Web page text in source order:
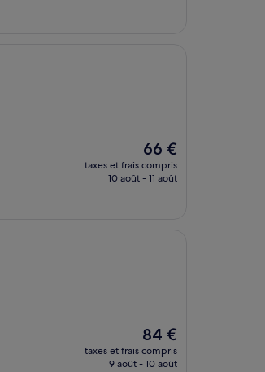
Le
nouveau
prix
66 €
taxes et frais compris
10 août - 11 août
Le
nouveau
prix
84 €
taxes et frais compris
9 août - 10 août